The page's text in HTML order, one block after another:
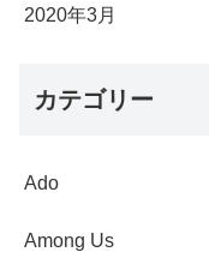
2020年3月
カテゴリー
Ado
Among Us